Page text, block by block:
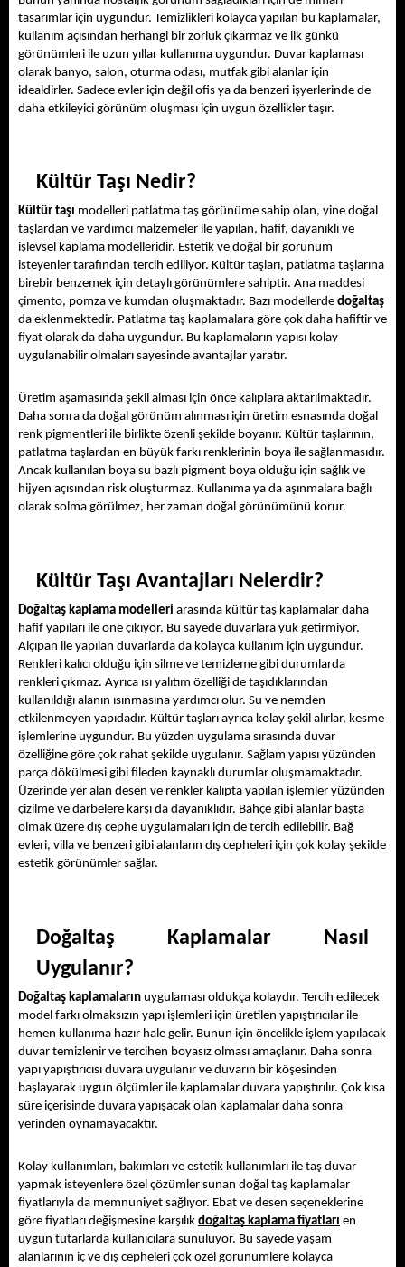
tasarımlar için uygundur. Temizlikleri kolayca yapılan bu kaplamalar,
kullanım açısından herhangi bir zorluk çıkarmaz ve ilk günkü
görünümleri ile uzun yıllar kullanıma uygundur. Duvar kaplaması
olarak banyo, salon, oturma odası, mutfak gibi alanlar için
idealdirler. Sadece evler için değil ofis ya da benzeri işyerlerinde de
daha etkileyici görünüm oluşması için uygun özellikler taşır.
Kültür Taşı Nedir?
Kültür taşı modelleri patlatma taş görünüme sahip olan, yine doğal
taşlardan ve yardımcı malzemeler ile yapılan, hafif, dayanıklı ve
işlevsel kaplama modelleridir. Estetik ve doğal bir görünüm
isteyenler tarafından tercih ediliyor. Kültür taşları, patlatma taşlarına
birebir benzemek için detaylı görünümlere sahiptir. Ana maddesi
çimento, pomza ve kumdan oluşmaktadır. Bazı modellerde
da eklenmektedir. Patlatma taş kaplamalara göre çok daha hafiftir ve
fiyat olarak da daha uygundur. Bu kaplamaların yapısı kolay
uygulanabilir olmaları sayesinde avantajlar yaratır.
Üretim aşamasında şekil alması için önce kalıplara aktarılmaktadır.
Daha sonra da doğal görünüm alınması için üretim esnasında doğal
renk pigmentleri ile birlikte özenli şekilde boyanır. Kültür taşlarının,
patlatma taşlardan en büyük farkı renklerinin boya ile sağlanmasıdır.
Ancak kullanılan boya su bazlı pigment boya olduğu için sağlık ve
hijyen açısından risk oluşturmaz. Kullanıma ya da aşınmalara bağlı
olarak solma görülmez, her zaman doğal görünümünü korur.
Kültür Taşı Avantajları Nelerdir?
Doğaltaş kaplama modelleri arasında kültür taş kaplamalar daha
hafif yapıları ile öne çıkıyor. Bu sayede duvarlara yük getirmiyor.
Alçıpan ile yapılan duvarlarda da kolayca kullanım için uygundur.
Renkleri kalıcı olduğu için silme ve temizleme gibi durumlarda
renkleri çıkmaz. Ayrıca ısı yalıtım özelliği de taşıdıklarından
kullanıldığı alanın ısınmasına yardımcı olur. Su ve nemden
etkilenmeyen yapıdadır. Kültür taşları ayrıca kolay şekil alırlar, kesme
işlemlerine uygundur. Bu yüzden uygulama sırasında duvar
özelliğine göre çok rahat şekilde uygulanır. Sağlam yapısı yüzünden
parça dökülmesi gibi fileden kaynaklı durumlar oluşmamaktadır.
Üzerinde yer alan desen ve renkler kalıpta yapılan işlemler yüzünden
çizilme ve darbelere karşı da dayanıklıdır. Bahçe gibi alanlar başta
olmak üzere dış cephe uygulamaları için de tercih edilebilir. Bağ
evleri, villa ve benzeri gibi alanların dış cepheleri için çok kolay şekilde
estetik görünümler sağlar.
Doğaltaş Kaplamalar Nasıl
Uygulanır?
Doğaltaş kaplamaların uygulaması oldukça kolaydır. Tercih edilecek
model farkı olmaksızın yapı işlemleri için üretilen yapıştırıcılar ile
hemen kullanıma hazır hale gelir. Bunun için öncelikle işlem yapılacak
duvar temizlenir ve tercihen boyasız olması amaçlanır. Daha sonra
yapı yapıştırıcısı duvara uygulanır ve duvarın bir köşesinden
başlayarak uygun ölçümler ile kaplamalar duvara yapıştırılır. Çok kısa
süre içerisinde duvara yapışacak olan kaplamalar daha sonra
yerinden oynamayacaktır.
Kolay kullanımları, bakımları ve estetik kullanımları ile taş duvar
yapmak isteyenlere özel çözümler sunan doğal taş kaplamalar
fiyatlarıyla da memnuniyet sağlıyor. Ebat ve desen seçeneklerine
göre fiyatları değişmesine karşılık doğaltaş kaplama fiyatları en
uygun tutarlarda kullanıcılara sunuluyor. Bu sayede yaşam
alanlarının iç ve dış cepheleri çok özel görünümlere kolayca